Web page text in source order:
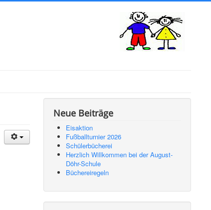
Neue Beiträge
Eisaktion
Fußballturnier 2026
Schülerbücherei
Herzlich Willkommen bei der August-
Döhr-Schule
Büchereiregeln